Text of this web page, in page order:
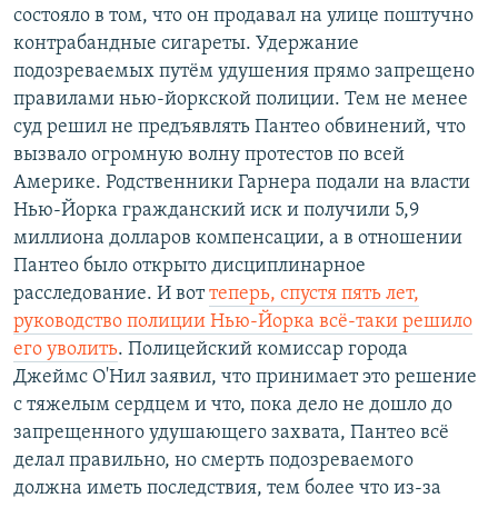
состояло в том, что он продавал на улице поштучно
контрабандные сигареты. Удержание
подозреваемых путём удушения прямо запрещено
правилами нью-йоркской полиции. Тем не менее
суд решил не предъявлять Пантео обвинений, что
вызвало огромную волну протестов по всей
Америке. Родственники Гарнера подали на власти
Нью-Йорка гражданский иск и получили 5,9
миллиона долларов компенсации, а в отношении
Пантео было открыто дисциплинарное
расследование. И воттеперь, спустя пять лет,
руководство полиции Нью-Йорка всё-таки решило
его уволить. Полицейский комиссар города
Джеймс О'Нил заявил, что принимает это решение
с тяжелым сердцем и что, пока дело не дошло до
запрещенного удушающего захвата, Пантео всё
делал правильно, но смерть подозреваемого
должна иметь последствия, тем более что из-за